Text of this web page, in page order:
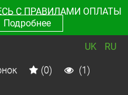
С ПРАВИЛАМИ ОПЛАТЫ
Подробнее
UK RU
(0) (1)